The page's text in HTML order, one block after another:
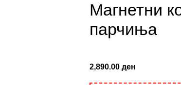
Магнетни
парчиња
2,890.00 ден